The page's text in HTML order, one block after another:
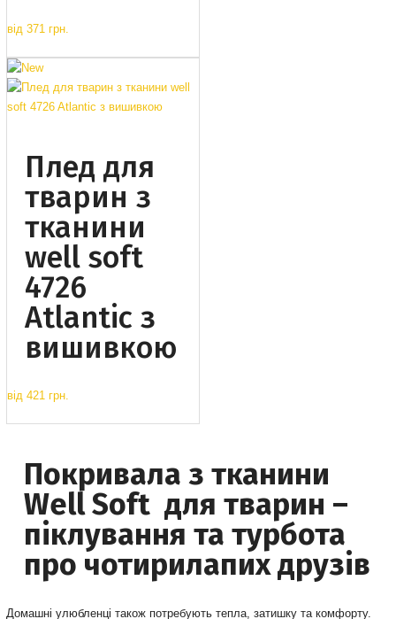
від 371 грн.
Плед для
тварин з
тканини
well soft
4726
Atlantic з
вишивкою
від 421 грн.
Покривала з тканини
Well Soft для тварин –
піклування та турбота
про чотирилапих друзів
Домашні улюбленці також потребують тепла, затишку та комфорту.